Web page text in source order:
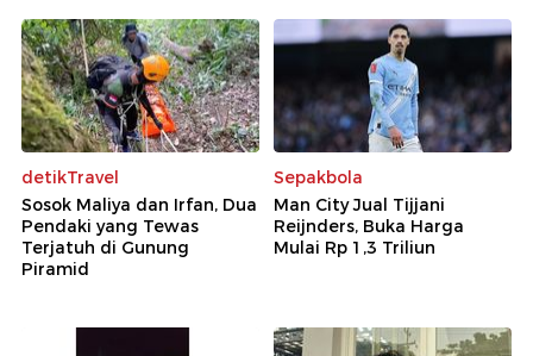
detikTravel
Sosok Maliya dan Irfan, Dua
Pendaki yang Tewas
Terjatuh di Gunung
Piramid
Sepakbola
Man City Jual Tijjani
Reijnders, Buka Harga
Mulai Rp 1,3 Triliun